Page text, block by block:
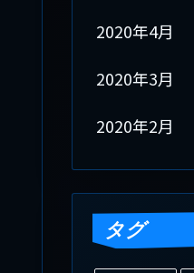
2020年4月
2020年3月
2020年2月
タグ